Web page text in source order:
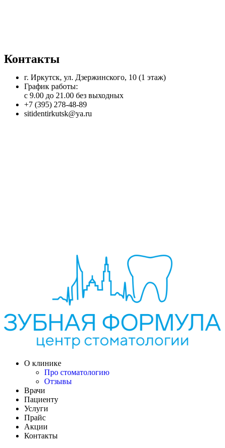
Контакты
г. Иркутск, ул. Дзержинского, 10 (1 этаж)
График работы:
с 9.00 до 21.00 без выходных
+7 (395) 278-48-89
sitidentirkutsk@ya.ru
О клинике
Про стоматологию
Отзывы
Врачи
Пациенту
Услуги
Прайс
Акции
Контакты